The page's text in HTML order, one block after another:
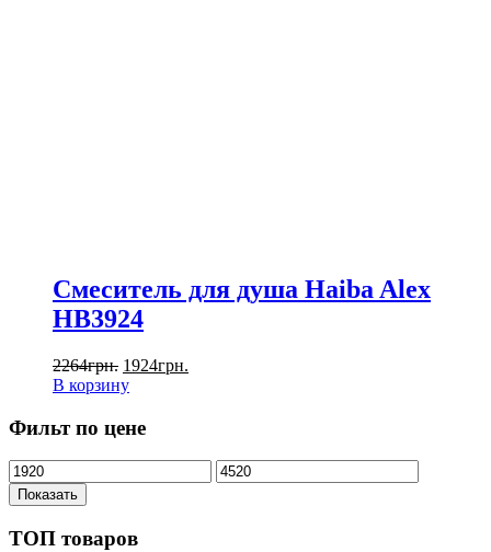
Смеситель для душа Haiba Alex
HB3924
2264грн. 1924грн.
В корзину
Фильт по цене
Показать
ТОП товаров